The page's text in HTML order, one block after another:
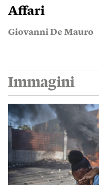
Affari
Giovanni De Mauro
Immagini